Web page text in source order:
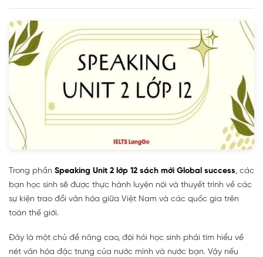
Trong phần Speaking Unit 2 lớp 12 sách mới Global success, các
bạn học sinh sẽ được thực hành luyện nói và thuyết trình về các
sự kiện trao đổi văn hóa giữa Việt Nam và các quốc gia trên
toàn thế giới.
Đây là một chủ đề nâng cao, đòi hỏi học sinh phải tìm hiểu về
nét văn hóa đặc trưng của nước mình và nước bạn. Vậy nếu